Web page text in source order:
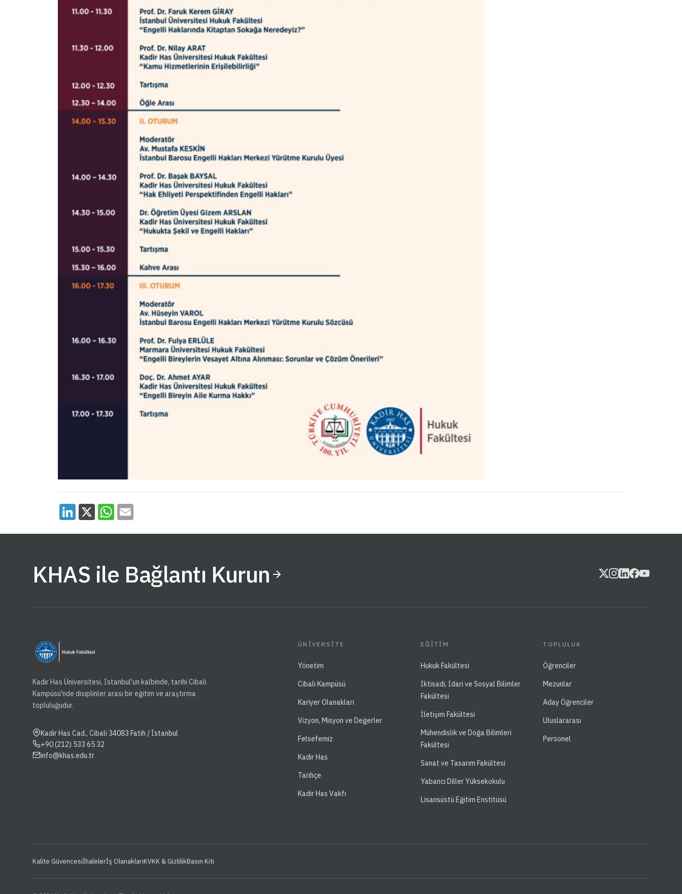
KHAS ile Bağlantı Kurun
Kadir Has Üniversitesi, İstanbul'un kalbinde, tarihi Cibali
Kampüsü'nde disiplinler arası bir eğitim ve araştırma
topluluğudur.
Kadir Has Cad., Cibali 34083 Fatih / İstanbul
+90 (212) 533 65 32
info@khas.edu.tr
ÜNIVERSITE
Yönetim
Cibali Kampüsü
Kariyer Olanakları
Vizyon, Misyon ve Değerler
Felsefemiz
Kadir Has
Tarihçe
Kadir Has Vakfı
EĞITIM
Hukuk Fakültesi
İktisadi, İdari ve Sosyal Bilimler
Fakültesi
İletişim Fakültesi
Mühendislik ve Doğa Bilimleri
Fakültesi
Sanat ve Tasarım Fakültesi
Yabancı Diller Yüksekokulu
Lisansüstü Eğitim Enstitüsü
TOPLULUK
Öğrenciler
Mezunlar
Aday Öğrenciler
Uluslararası
Personel
Kalite Güvencesiİhalelerİş OlanaklarıKVKK & GizlilikBasın Kiti